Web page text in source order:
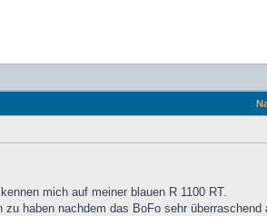
mich auf meiner blauen R 1100 RT.
haben nachdem das BoFo sehr überraschend